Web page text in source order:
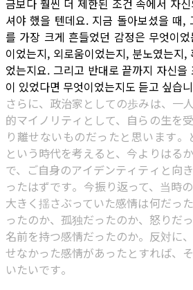
금보다 훨씬 더 제한된 조건 속에서 자
셔야 했을 텐데요. 지금 돌아보셨을 때,
를 가장 크게 흔들었던 감정은 무엇이
이었는지, 외로움이었는지, 분노였는지,
었는지요. 그리고 반대로 끝까지 자신을
이 있었다면 무엇이었는지도 듣고 싶습
さらに、政治家としての歩みは、一
的マイノリティとして、自らの生を
り離せないものだったと思います
という時代を考えると、今よりはる
で、ご自身のアイデンティティと向
ったはずです。今振り返って、当時
大きく揺さぶっていた感情は何だっ
ったのか、孤独だったのか、怒りだ
名前を持つ感情だったのか。反対に
せなかった感情があったとすれば、
いたいです。